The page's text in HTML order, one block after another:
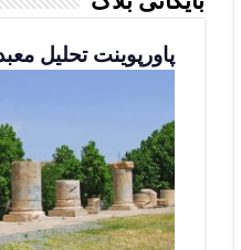
پاورپوینت تحلیل معبد